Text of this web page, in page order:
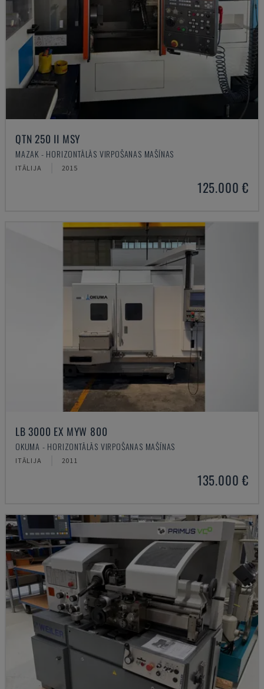
QTN 250 II MSY
MAZAK - HORIZONTĀLĀS VIRPOŠANAS MAŠĪNAS
ITĀLIJA 2015
125.000 €
LB 3000 EX MYW 800
OKUMA - HORIZONTĀLĀS VIRPOŠANAS MAŠĪNAS
ITĀLIJA 2011
135.000 €